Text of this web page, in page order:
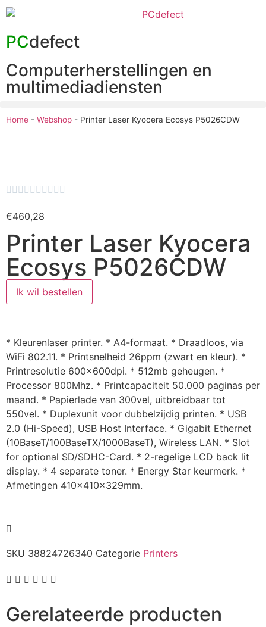
PCdefect
Computerherstellingen en
multimediadiensten
Home - Webshop - Printer Laser Kyocera Ecosys P5026CDW
         
€460,28
Printer Laser Kyocera
Ecosys P5026CDW
Ik wil bestellen
* Kleurenlaser printer. * A4-formaat. * Draadloos, via
WiFi 802.11. * Printsnelheid 26ppm (zwart en kleur). *
Printresolutie 600x600dpi. * 512mb geheugen. *
Processor 800Mhz. * Printcapaciteit 50.000 paginas per
maand. * Papierlade van 300vel, uitbreidbaar tot
550vel. * Duplexunit voor dubbelzijdig printen. * USB
2.0 (Hi-Speed), USB Host Interface. * Gigabit Ethernet
(10BaseT/100BaseTX/1000BaseT), Wireless LAN. * Slot
for optional SD/SDHC-Card. * 2-regelige LCD back lit
display. * 4 separate toner. * Energy Star keurmerk. *
Afmetingen 410x410x329mm.
SKU 38824726340 Categorie Printers
Gerelateerde producten